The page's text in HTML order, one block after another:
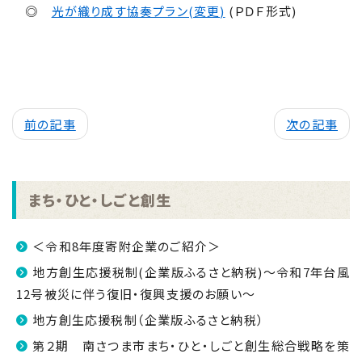
◎ 光が織り成す協奏プラン(変更) (ＰＤＦ形式)
前の記事 次の記事
まち・ひと・しごと創生
＜令和8年度寄附企業のご紹介＞
地方創生応援税制(企業版ふるさと納税)～令和7年台風
12号被災に伴う復旧・復興支援のお願い～
地方創生応援税制（企業版ふるさと納税）
第２期 南さつま市まち・ひと・しごと創生総合戦略を策